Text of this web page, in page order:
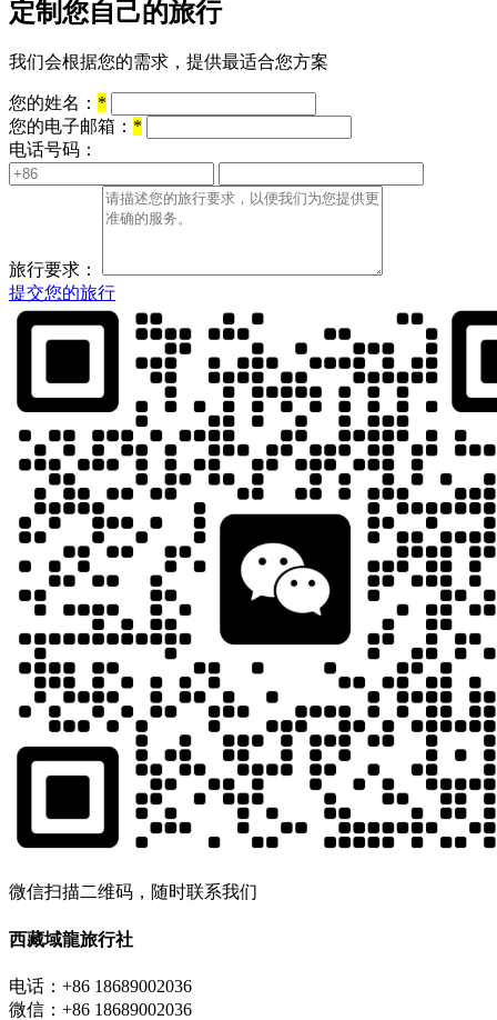
定制您自己的旅行
我们会根据您的需求，提供最适合您方案
您的姓名： *
您的电子邮箱： *
电话号码：
旅行要求：
提交您的旅行
微信扫描二维码，随时联系我们
西藏域龍旅行社
电话：+86 18689002036
微信：+86 18689002036